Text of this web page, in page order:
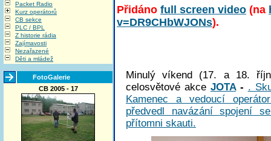
Packet Radio
Kurz operátorů
CB sekce
PLC / BPL
Z historie rádia
Zajímavosti
Nezařazené
Děti a mládež
FotoGalerie
CB 2005 - 17
Přidáno full screen video (na
v=DR9CHbWJONs).
Minulý víkend (17. a 18.
celosvětové akce JOTA- .
Kamenec a vedoucí
předvedl navázání spojení
přítomni skauti.